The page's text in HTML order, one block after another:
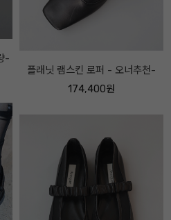
투버클 레더 미드하이 부츠 - 오너
추천-